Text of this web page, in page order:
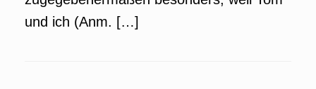
und ich (Anm. […]